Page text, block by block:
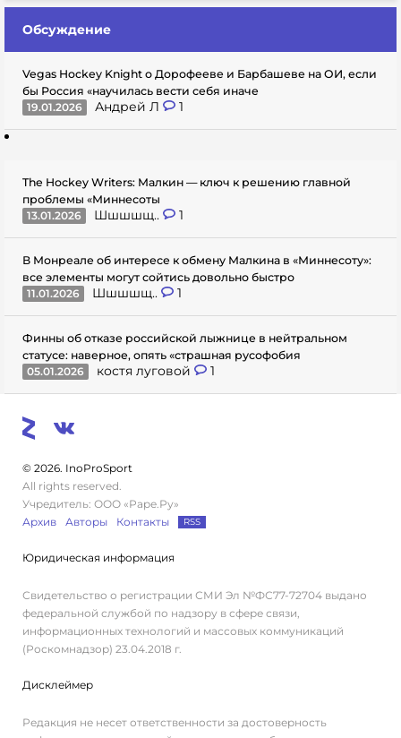
Обсуждение
Vegas Hockey Knight о Дорофееве и Барбашеве на ОИ, если
бы Россия «научилась вести себя иначе
19.01.2026
Андрей Л 1
The Hockey Writers: Малкин — ключ к решению главной
проблемы «Миннесоты
13.01.2026
Шшшшщ.. 1
В Монреале об интересе к обмену Малкина в «Миннесоту»:
все элементы могут сойтись довольно быстро
11.01.2026
Шшшшщ.. 1
Финны об отказе российской лыжнице в нейтральном
статусе: наверное, опять «страшная русофобия
05.01.2026
костя луговой 1
© 2026. InoProSport
All rights reserved.
Учредитель: ООО «Раре.Ру»
Архив
Авторы Контакты RSS
Юридическая информация
Свидетельство о регистрации СМИ Эл №ФС77-72704 выдано
федеральной службой по надзору в сфере связи,
информационных технологий и массовых коммуникаций
(Роскомнадзор) 23.04.2018 г.
Дисклеймер
Редакция не несет ответственности за достоверность